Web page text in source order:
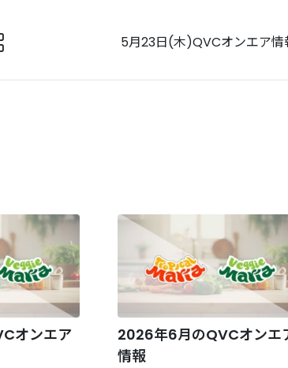
5月23日(木)QVCオンエア情
オンエア
2026年6月のQVCオンエ
情報